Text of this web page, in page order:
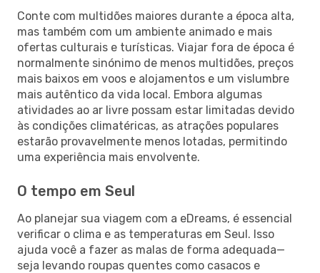
Conte com multidões maiores durante a época alta,
mas também com um ambiente animado e mais
ofertas culturais e turísticas. Viajar fora de época é
normalmente sinónimo de menos multidões, preços
mais baixos em voos e alojamentos e um vislumbre
mais autêntico da vida local. Embora algumas
atividades ao ar livre possam estar limitadas devido
às condições climatéricas, as atrações populares
estarão provavelmente menos lotadas, permitindo
uma experiência mais envolvente.
O tempo em Seul
Ao planejar sua viagem com a eDreams, é essencial
verificar o clima e as temperaturas em Seul. Isso
ajuda você a fazer as malas de forma adequada—
seja levando roupas quentes como casacos e